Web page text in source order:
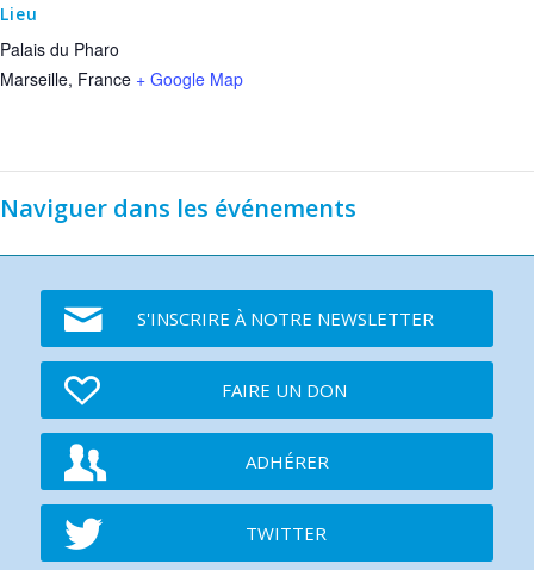
Lieu
Palais du Pharo
Marseille, France + Google Map
Naviguer dans les événements
S'INSCRIRE À NOTRE NEWSLETTER
FAIRE UN DON
ADHÉRER
TWITTER